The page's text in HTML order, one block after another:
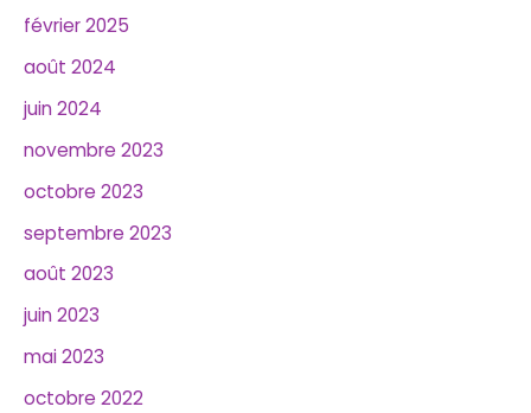
février 2025
août 2024
juin 2024
novembre 2023
octobre 2023
septembre 2023
août 2023
juin 2023
mai 2023
octobre 2022